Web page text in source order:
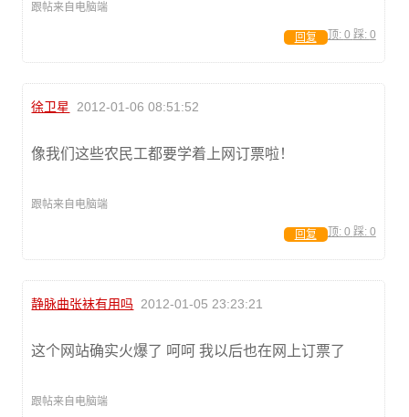
跟帖来自电脑端
顶: 0 踩: 0
回复
徐卫星 2012-01-06 08:51:52
像我们这些农民工都要学着上网订票啦！
跟帖来自电脑端
顶: 0 踩: 0
回复
静脉曲张袜有用吗 2012-01-05 23:23:21
这个网站确实火爆了 呵呵 我以后也在网上订票了
跟帖来自电脑端